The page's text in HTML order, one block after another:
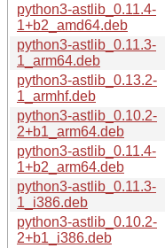
python3-astlib_0.11.4-
1+b2_amd64.deb
python3-astlib_0.11.3-
1_arm64.deb
python3-astlib_0.13.2-
1_armhf.deb
python3-astlib_0.10.2-
2+b1_arm64.deb
python3-astlib_0.11.4-
1+b2_arm64.deb
python3-astlib_0.11.3-
1_i386.deb
python3-astlib_0.10.2-
2+b1_i386.deb